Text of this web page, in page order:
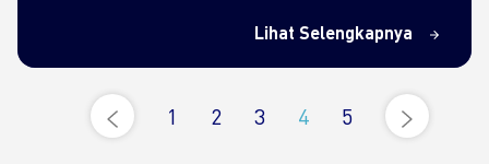
Lihat Selengkapnya
1 2 3 4 5